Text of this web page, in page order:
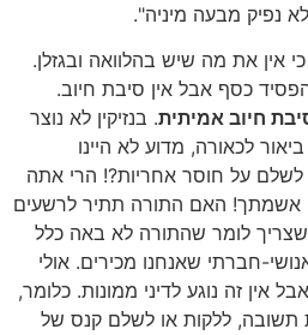
נפיק מבעה מיניה".
אין את מה שיש בהלוואה ובגזלן.
כסף אבל אין סיבת חיוב.
חיוב אמיתית. בנזיקין לא נוצר
לכאורה, מדוע לא היינו
לשלם על חוסר אחריות?! הרי אתה
אשמתך! האם התורה תתיר לרשעים
שצריך לומר שהתורה לא באה כלל
חברתי שאנחנו מכירים. אולי
אין זה נוגע לדיני ממונות. כלומר,
תשובה, ללקות או לשלם קנס של